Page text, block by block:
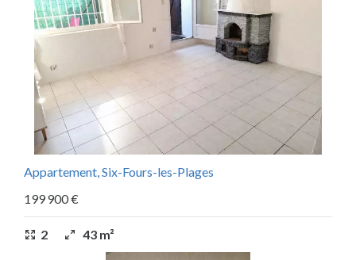
Appartement, Six-Fours-les-Plages
199 900 €
2 43 m²